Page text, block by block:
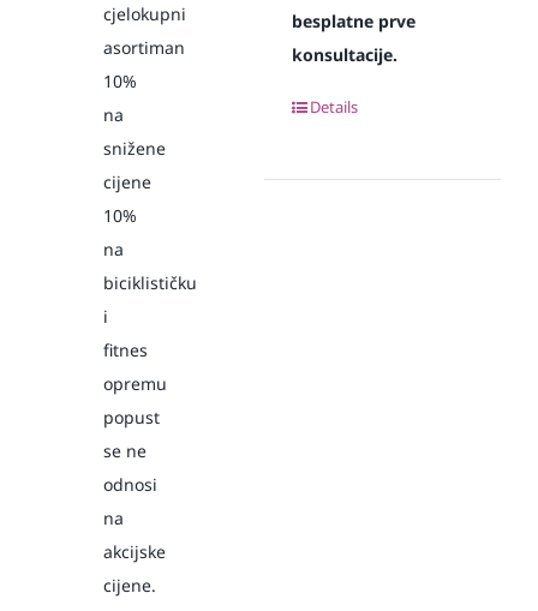
cjelokupni
asortiman
10%
na
snižene
cijene
10%
na
biciklističku
i
fitnes
opremu
popust
se ne
odnosi
na
akcijske
cijene.
besplatne prve
konsultacije.
Details